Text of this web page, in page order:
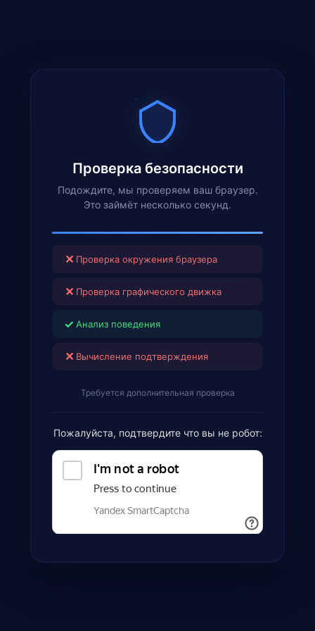
Проверка безопасности
Подождите, мы проверяем ваш браузер.
Это займёт несколько секунд.
✕ Проверка окружения браузера
✕ Проверка графического движка
✓ Анализ поведения
✕ Вычисление подтверждения
Требуется дополнительная проверка
Пожалуйста, подтвердите что вы не робот: